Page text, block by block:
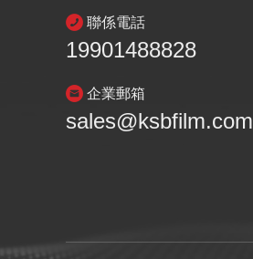
聯係電話
19901488828
企業郵箱
sales@ksbfilm.com